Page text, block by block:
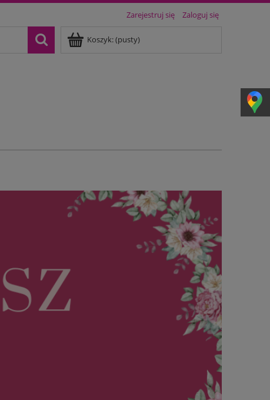
Zarejestruj się Zaloguj się
Koszyk:(pusty)